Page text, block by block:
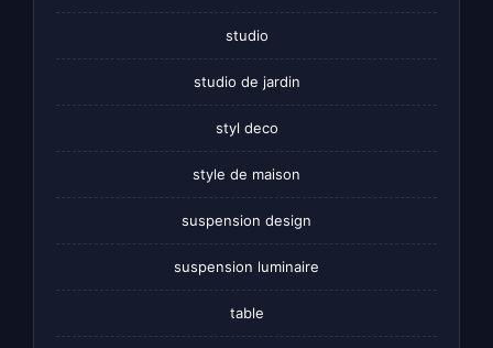
studio
studio de jardin
styl deco
style de maison
suspension design
suspension luminaire
table